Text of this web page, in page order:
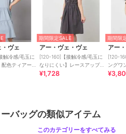
・ヴェ
・ヴェ
スーツケース・キャリ
スーツケース・キャリ
ラック：表素材 ポリエ
ヴェ
触冷感/毛玉に
色ティアード
期間限定SALE
アー・ヴェ・ヴェ
[120-160]【接触冷感/毛玉に
なりにくい】レースアップフ
レアワンピース
¥1,728
期間限
アー
[120-
ングワ
バッグの類似アイテム
このカテゴリーをすべてみる